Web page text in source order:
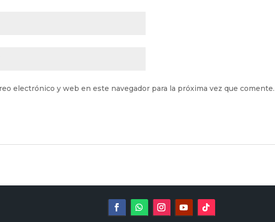
electrónico y web en este navegador para la próxima vez que comente.